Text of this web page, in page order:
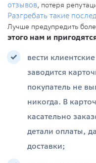
отзывов, потеря
Разгребать такие
Лучше предупредить
этого нам и
вести
заводится
покупатель не
никогда. В
касательно
детали оплаты,
доставки;